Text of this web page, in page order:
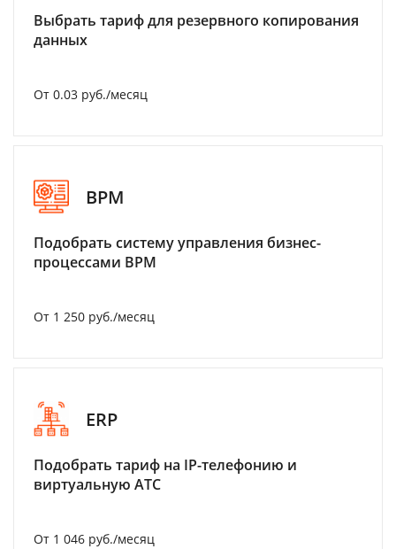
Выбрать тариф для резервного копирования
данных
От 0.03 руб./месяц
BPM
Подобрать систему управления бизнес-
процессами BPM
От 1 250 руб./месяц
ERP
Подобрать тариф на IP-телефонию и
виртуальную АТС
От 1 046 руб./месяц